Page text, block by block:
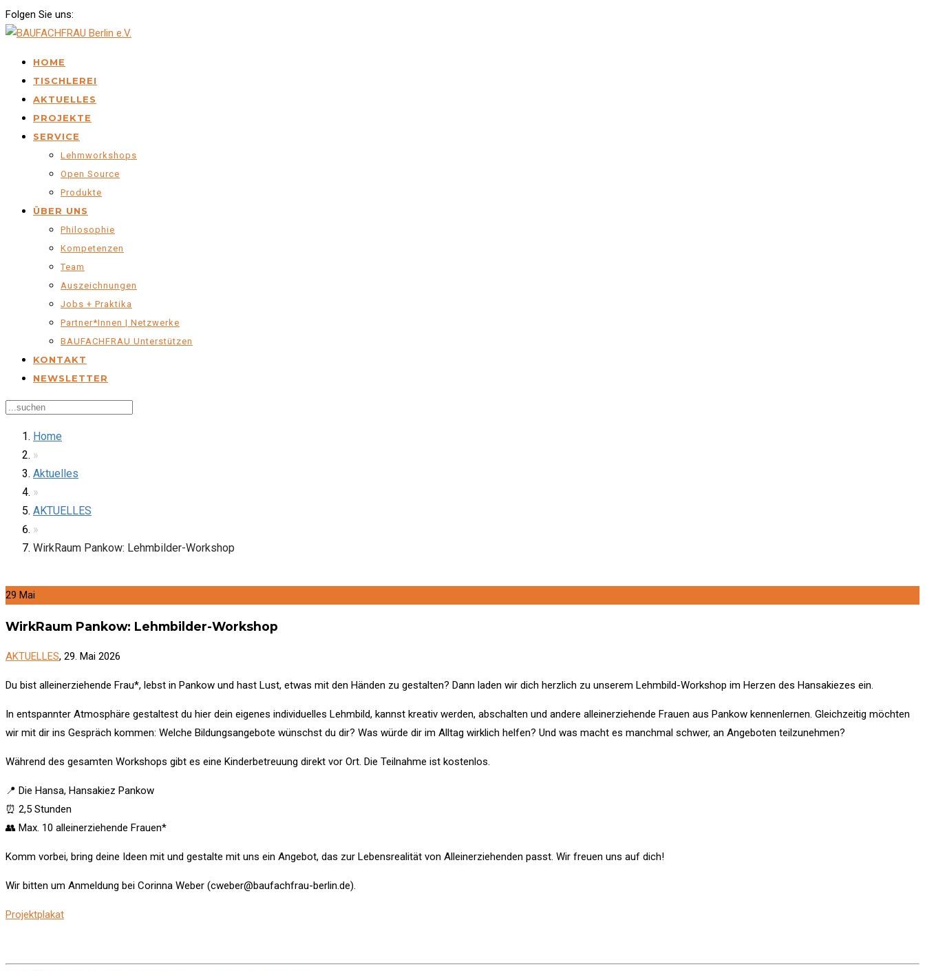
Folgen Sie uns:
HOME
TISCHLEREI
AKTUELLES
PROJEKTE
SERVICE
Lehmworkshops
Open Source
Produkte
ÜBER UNS
Philosophie
Kompetenzen
Team
Auszeichnungen
Jobs + Praktika
Partner*innen | Netzwerke
BAUFACHFRAU Unterstützen
KONTAKT
NEWSLETTER
Home
»
Aktuelles
»
AKTUELLES
»
WirkRaum Pankow: Lehmbilder-Workshop
29 Mai
WirkRaum Pankow: Lehmbilder-Workshop
AKTUELLES, 29. Mai 2026
Du bist alleinerziehende Frau*, lebst in Pankow und hast Lust, etwas mit den Händen zu gestalten? Dann laden wir dich herzlich zu unserem Lehmbild-Workshop im Herzen des Hansakiezes ein.
In entspannter Atmosphäre gestaltest du hier dein eigenes individuelles Lehmbild, kannst kreativ werden, abschalten und andere alleinerziehende Frauen aus Pankow kennenlernen. Gleichzeitig möchten
wir mit dir ins Gespräch kommen: Welche Bildungsangebote wünschst du dir? Was würde dir im Alltag wirklich helfen? Und was macht es manchmal schwer, an Angeboten teilzunehmen?
Während des gesamten Workshops gibt es eine Kinderbetreuung direkt vor Ort. Die Teilnahme ist kostenlos.
📍 Die Hansa, Hansakiez Pankow
⏰ 2,5 Stunden
👥 Max. 10 alleinerziehende Frauen*
Komm vorbei, bring deine Ideen mit und gestalte mit uns ein Angebot, das zur Lebensrealität von Alleinerziehenden passt. Wir freuen uns auf dich!
Wir bitten um Anmeldung bei Corinna Weber (cweber@baufachfrau-berlin.de).
Projektplakat